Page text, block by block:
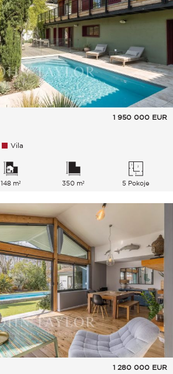
1 950 000 EUR
Vila
148 m² 350 m² 5 Pokoje
1 280 000 EUR